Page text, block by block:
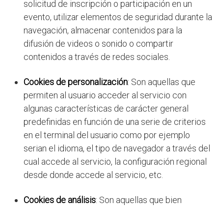
solicitud de inscripción o participación en un
evento, utilizar elementos de seguridad durante la
navegación, almacenar contenidos para la
difusión de videos o sonido o compartir
contenidos a través de redes sociales.
Cookies de personalización: Son aquellas que
permiten al usuario acceder al servicio con
algunas características de carácter general
predefinidas en función de una serie de criterios
en el terminal del usuario como por ejemplo
serian el idioma, el tipo de navegador a través del
cual accede al servicio, la configuración regional
desde donde accede al servicio, etc.
Cookies de análisis: Son aquellas que bien